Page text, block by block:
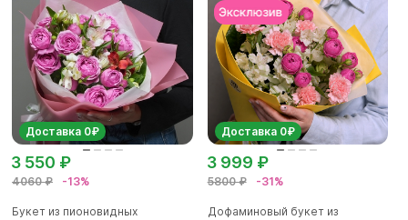
Доставка 0₽
4060 ₽ -13%
3 550 ₽
Букет из пионовидных
Доставка 0₽
5800 ₽ -31%
3 999 ₽
Дофаминовый букет из